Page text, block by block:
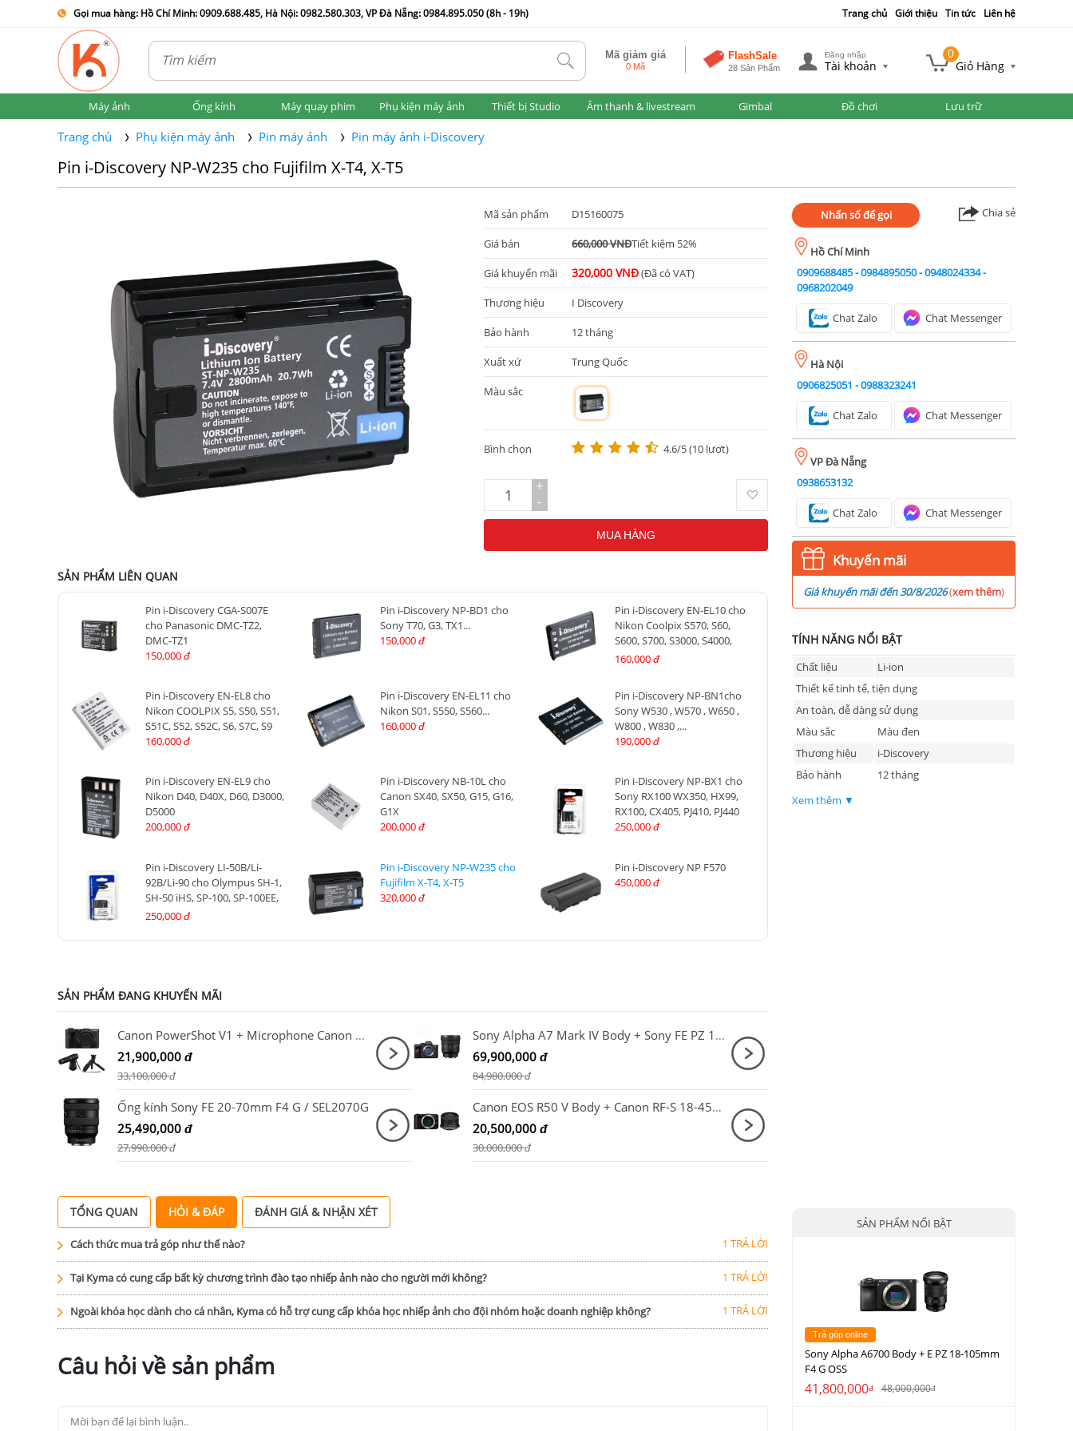
Gọi mua hàng: Hồ Chí Minh: 0909.688.485, Hà Nội: 0982.580.303, VP Đà Nẵng: 0984.895.050 (8h - 19h) Trang chủ Giới thiệu Tin tức Liên hệ
tlk Mã giảm giá
0 Mã
FlashSale
28 Sản Phẩm
Đăng nhập
Tài khoản
0
Giỏ Hàng
Máy ảnh Ống kính Máy quay phim Phụ kiện máy ảnh Thiết bị Studio Âm thanh & livestream Gimbal Đồ chơi Lưu trữ
Trang chủ Phụ kiện máy ảnh Pin máy ảnh Pin máy ảnh i-Discovery
Pin i-Discovery NP-W235 cho Fujifilm X-T4, X-T5
Mã sản phẩm D15160075
Giá bán 660,000 VNĐTiết kiệm 52%
Giá khuyến mãi 320,000 VNĐ(Đã có VAT)
Thương hiệu I Discovery
Bảo hành 12 tháng
Xuất xứ Trung Quốc
Màu sắc
m
Bình chọn 4.6/5 (10 lượt)
+
-
MUA HÀNG
SẢN PHẨM LIÊN QUAN
Pin i-Discovery CGA-S007E
cho Panasonic DMC-TZ2,
DMC-TZ1
150,000 đ
Pin i-Discovery NP-BD1 cho
Sony T70, G3, TX1...
150,000 đ
Pin i-Discovery EN-EL10 cho
Nikon Coolpix S570, S60,
S600, S700, S3000, S4000,
S5100
160,000 đ
Pin i-Discovery EN-EL8 cho
Nikon COOLPIX S5, S50, S51,
S51C, S52, S52C, S6, S7C, S9
160,000 đ
Pin i-Discovery EN-EL11 cho
Nikon S01, S550, S560...
160,000 đ
Pin i-Discovery NP-BN1cho
Sony W530 , W570 , W650 ,
W800 , W830 ,...
190,000 đ
Pin i-Discovery EN-EL9 cho
Nikon D40, D40X, D60, D3000,
D5000
200,000 đ
Pin i-Discovery NB-10L cho
Canon SX40, SX50, G15, G16,
G1X
200,000 đ
Pin i-Discovery NP-BX1 cho
Sony RX100 WX350, HX99,
RX100, CX405, PJ410, PJ440
250,000 đ
Pin i-Discovery LI-50B/Li-
92B/Li-90 cho Olympus SH-1,
SH-50 iHS, SP-100, SP-100EE,
Tough TG-1 iHS, Tough TG-2,
250,000 đ
Pin i-Discovery NP-W235 cho
Fujifilm X-T4, X-T5
320,000 đ
Pin i-Discovery NP F570
450,000 đ
SẢN PHẨM ĐANG KHUYẾN MÃI
Canon PowerShot V1 + Microphone Canon DM-E100 + Báng tay cầm Canon HG-100TBR
21,900,000 đ
33,100,000đ
Sony Alpha A7 Mark IV Body + Sony FE PZ 16-35mm F4 G
69,900,000 đ
84,980,000đ
Ống kính Sony FE 20-70mm F4 G / SEL2070G
25,490,000 đ
27,990,000đ
Canon EOS R50 V Body + Canon RF-S 18-45mm F4.5-6.3 IS STM
20,500,000 đ
30,000,000đ
Nhấn số để gọi Chia sẻ
Hồ Chí Minh
0909688485-0984895050-0948024334-
0968202049
Chat Zalo Chat Messenger
Hà Nội
0906825051 -0988323241
Chat Zalo Chat Messenger
VP Đà Nẵng
0938653132
Chat Zalo Chat Messenger
Khuyến mãi
Giá khuyến mãi đến 30/8/2026(xem thêm)
TÍNH NĂNG NỔI BẬT
Chất liệu
Li-ion
Thiết kế tinh tế, tiện dụng
An toàn, dễ dàng sử dụng
Màu sắc
Màu đen
Thương hiệu
i-Discovery
Bảo hành
12 tháng
Xem thêm ▼
TỔNG QUAN HỎI & ĐÁP ĐÁNH GIÁ & NHẬN XÉT
Cách thức mua trả góp như thế nào? 1 TRẢ LỜI
Tại Kyma có cung cấp bất kỳ chương trình đào tạo nhiếp ảnh nào cho người mới không? 1 TRẢ LỜI
Ngoài khóa học dành cho cá nhân, Kyma có hỗ trợ cung cấp khóa học nhiếp ảnh cho đội nhóm hoặc doanh nghiệp không? 1 TRẢ LỜI
Câu hỏi về sản phẩm
SẢN PHẨM NỔI BẬT
Trả góp online
Sony Alpha A6700 Body + E PZ 18-105mm
F4 G OSS
41,800,000đ 48,000,000đ